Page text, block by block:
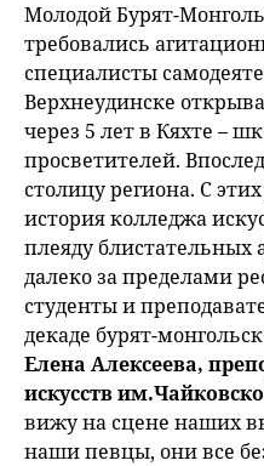
Молодой Бурят-
требовались
специалисты
Верхнеудинске
через 5 лет в Кяхте –
просветителей.
столицу региона. С
история колледжа
плеяду блистательных
далеко за пределами
студенты и
декаде бурят-
Елена Алексеева,
искусств
вижу на сцене наших
наши певцы, они все